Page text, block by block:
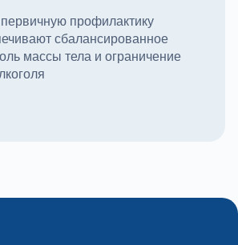
профилактику
сбалансированное
массы тела и ограничение